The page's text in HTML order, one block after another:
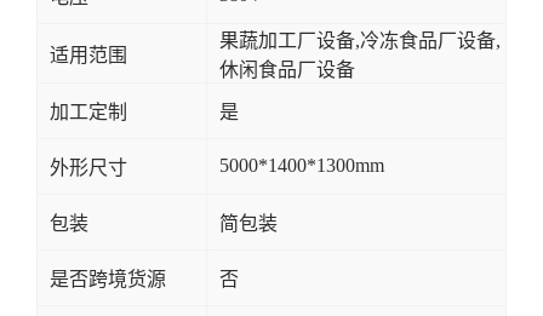
适用范围
果蔬加工厂设备,冷冻食品厂设备,
休闲食品厂设备
加工定制 是
外形尺寸 5000*1400*1300mm
包装 简包装
是否跨境货源 否